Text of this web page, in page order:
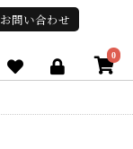
お問い合わせ
0